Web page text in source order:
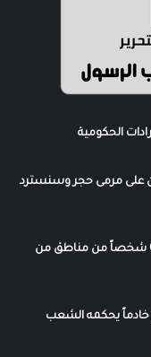
الحكومية
على مرمى حجر وسنسترد
الهجرة الدولية: فرار 6,650 شخصاً من مناطق من
خادماً يحكمه الشعب